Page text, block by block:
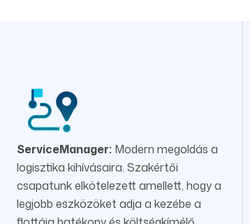
ServiceManager: Modern megoldás a
logisztika kihívásaira. Szakértői
csapatunk elkötelezett amellett, hogy a
legjobb eszközöket adja a kezébe a